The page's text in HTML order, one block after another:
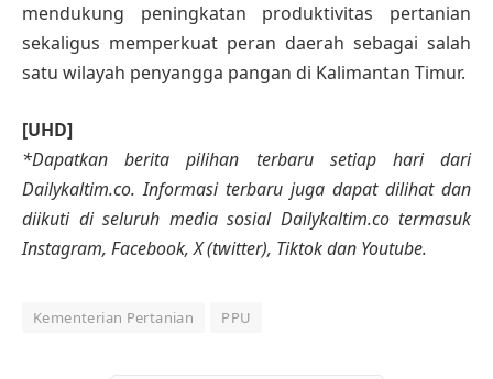
mendukung peningkatan produktivitas pertanian
sekaligus memperkuat peran daerah sebagai salah
satu wilayah penyangga pangan di Kalimantan Timur.
[UHD]
*Dapatkan berita pilihan terbaru setiap hari dari
Dailykaltim.co. Informasi terbaru juga dapat dilihat dan
diikuti di seluruh media sosial Dailykaltim.co termasuk
Instagram, Facebook, X (twitter), Tiktok dan Youtube.
Kementerian Pertanian PPU